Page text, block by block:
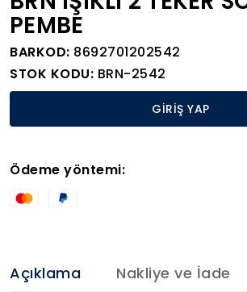
PEMBE
BARKOD: 8692701202542
STOK KODU: BRN-2542
GİRİŞ YAP
Ödeme yöntemi:
Açıklama Nakliye ve İade